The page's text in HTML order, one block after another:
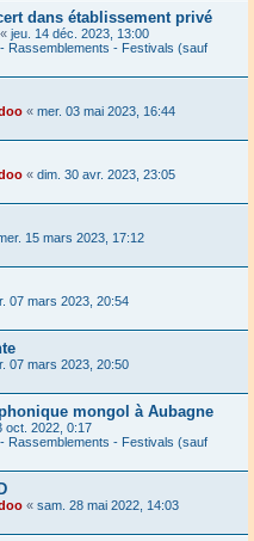
dans établissement privé
« jeu. 14 déc. 2023, 13:00
Rassemblements - Festivals (sauf
« mer. 03 mai 2023, 16:44
« dim. 30 avr. 2023, 23:05
15 mars 2023, 17:12
07 mars 2023, 20:54
07 mars 2023, 20:50
mongol à Aubagne
oct. 2022, 0:17
Rassemblements - Festivals (sauf
« sam. 28 mai 2022, 14:03